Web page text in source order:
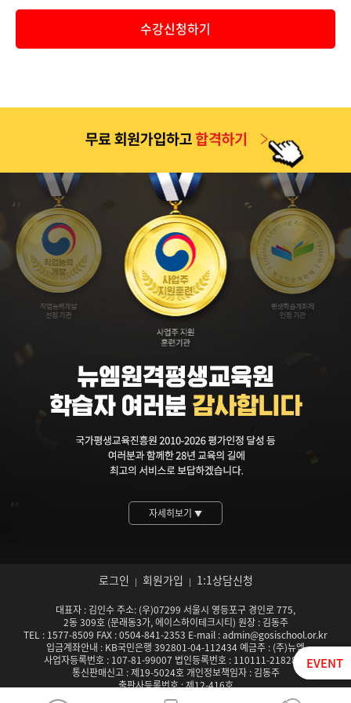
EVENT
공지 2026년 9월 1일 개강반(2026년 2학기 4차 개강반) 보육교사..
공지 2026년 2학기 1차(6월 9일 개강반) 중간고사 기간 안내 및 ..
수강신청하기
자세히보기 ▼
로그인 | 회원가입 | 1:1상담신청
대표자 : 김인수 주소: (우)07299 서울시 영등포구 경인로 775,
2동 309호 (문래동3가, 에이스하이테크시티) 원장 : 김동주
TEL : 1577-8509 FAX : 0504-841-2353 E-mail : admin@gosischool.or.kr
입금계좌안내 : KB국민은행 392801-04-112434 예금주 : (주)뉴엠
사업자등록번호 : 107-81-99007 법인등록번호 : 110111-2182824
통신판매신고 : 제19-5024호 개인정보책임자 : 김동주
출판사등록번호 : 제12-416호
서울특별시남부교육청 평생교육시설 등록기관 제142호